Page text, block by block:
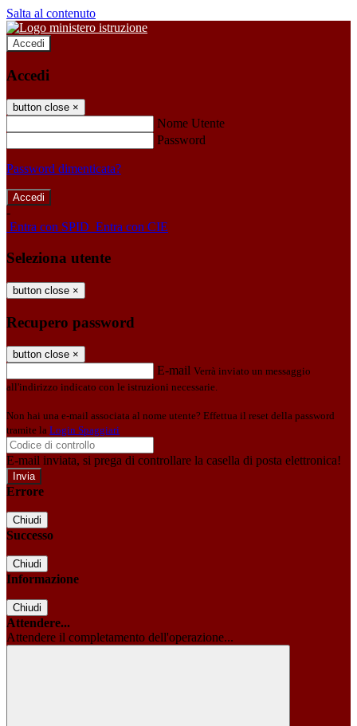
Salta al contenuto
Accedi
Accedi
button close ×
Nome Utente
Password
Password dimenticata?
-
Entra con SPID Entra con CIE
Seleziona utente
button close ×
Recupero password
button close ×
E-mail Verrà inviato un messaggio
all'indirizzo indicato con le istruzioni necessarie.
Non hai una e-mail associata al nome utente? Effettua il reset della password
tramite la Login Spaggiari
E-mail inviata, si prega di controllare la casella di posta elettronica!
Errore
Chiudi
Successo
Chiudi
Informazione
Chiudi
Attendere...
Attendere il completamento dell'operazione...